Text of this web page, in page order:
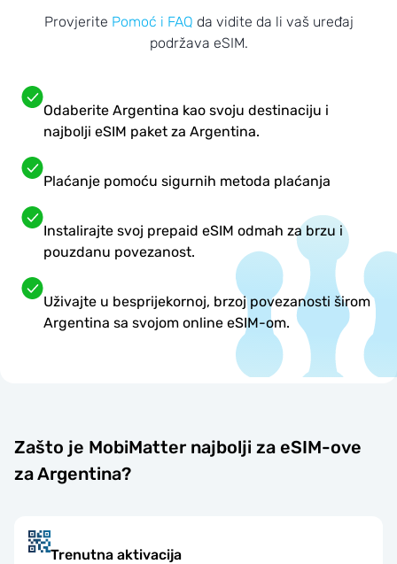
Provjerite Pomoć i FAQ da vidite da li vaš uređaj
podržava eSIM.
Odaberite Argentina kao svoju destinaciju i
najbolji eSIM paket za Argentina.
Plaćanje pomoću sigurnih metoda plaćanja
Instalirajte svoj prepaid eSIM odmah za brzu i
pouzdanu povezanost.
Uživajte u besprijekornoj, brzoj povezanosti širom
Argentina sa svojom online eSIM-om.
Zašto je MobiMatter najbolji za eSIM-ove
za Argentina?
Trenutna aktivacija